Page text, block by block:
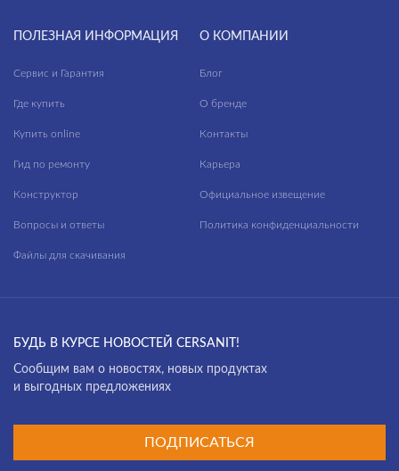
ПОЛЕЗНАЯ ИНФОРМАЦИЯ
Сервис и Гарантия
Где купить
Купить online
Гид по ремонту
Конструктор
Вопросы и ответы
Файлы для скачивания
О КОМПАНИИ
Блог
О бренде
Контакты
Карьера
Официальное извещение
Политика конфиденциальности
БУДЬ В КУРСЕ НОВОСТЕЙ CERSANIT!
Cообщим вам о новостях, новых продуктах
и выгодных предложениях
ПОДПИСАТЬСЯ